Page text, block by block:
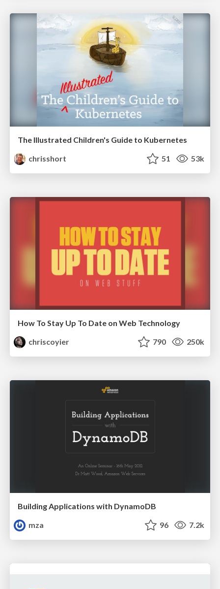
The Illustrated Children's Guide to Kubernetes
chrisshort
51 53k
How To Stay Up To Date on Web Technology
chriscoyier
790 250k
Building Applications with DynamoDB
mza
96 7.2k